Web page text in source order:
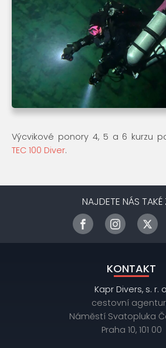
Výcvikové ponory 4, 5 a 6 kurzu
TEC 100 Diver.
NAJDETE NÁS TAKÉ
KONTAKT
Kapr Divers, s. r.
cestovní
Náměstí Svatopluka
Praha 10, 101 00